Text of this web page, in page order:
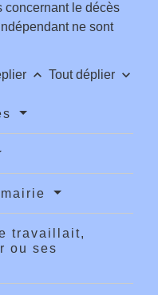
concernant le décès
ne sont
keyboard_arrow_up Tout déplier keyboard_arrow_down
travaillait,
ou ses